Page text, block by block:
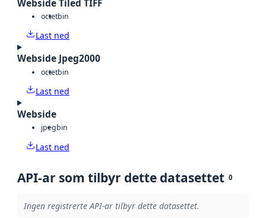
Webside Tiled TIFF
octetbin
Last ned
Webside Jpeg2000
octetbin
Last ned
Webside
jpegbin
Last ned
API-ar som tilbyr dette datasettet 0
Ingen registrerte API-ar tilbyr dette datasettet.